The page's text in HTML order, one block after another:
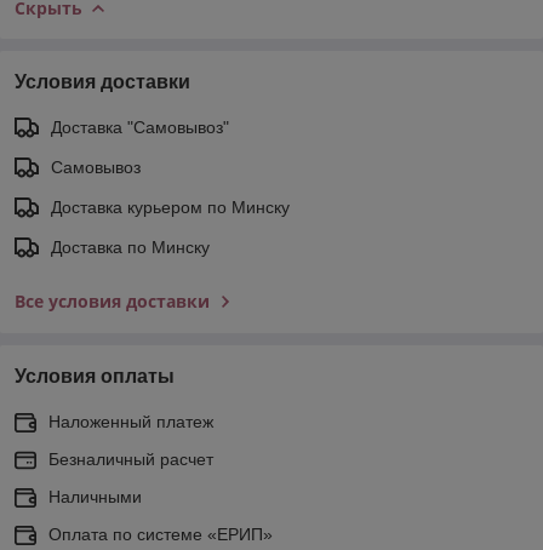
Скрыть
Условия доставки
Доставка "Самовывоз"
Самовывоз
Доставка курьером по Минску
Доставка по Минску
Все условия доставки
Условия оплаты
Наложенный платеж
Безналичный расчет
Наличными
Оплата по системе «ЕРИП»